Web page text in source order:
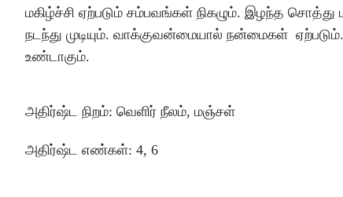
மகிழ்ச்சி ஏற்படும் சம்பவங்கள் நிகழும். இழந்த சொத்து
நடந்து முடியும். வாக்குவன்மையால் நன்மைகள் ஏற்படும்.
உண்டாகும்.
அதிர்ஷ்ட நிறம்: வெளிர் நீலம், மஞ்சள்
அதிர்ஷ்ட எண்கள்: 4, 6